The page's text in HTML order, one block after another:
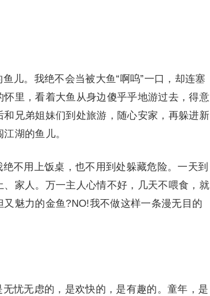
。我绝不会当被大鱼“啊呜”一口，却连塞
里，看着大鱼从身边傻乎乎地游过去，得意
兄弟姐妹们到处旅游，随心安家，再躲进新
湖的鱼儿。
用上饭桌，也不用到处躲藏危险。一天到
家人。万一主人心情不好，几天不喂食，就
魅力的金鱼?NO!我不做这样一条漫无目的
无虑的，是欢快的，是有趣的。童年，是